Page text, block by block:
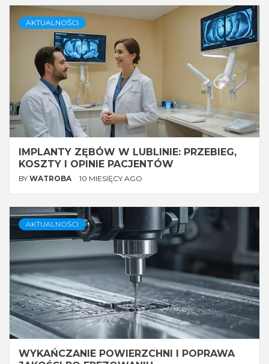
AKTUALNOŚCI
IMPLANTY ZĘBÓW W LUBLINIE: PRZEBIEG,
KOSZTY I OPINIE PACJENTÓW
BY WATROBA 10 MIESIĘCY AGO
AKTUALNOŚCI
WYKAŃCZANIE POWIERZCHNI I POPRAWA